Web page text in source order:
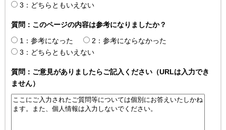
3：どちらともいえない
質問：このページの内容は参考になりましたか？
1：参考になった
2：参考にならなかった
3：どちらともいえない
質問：ご意見がありましたらご記入ください（URLは入力でき
ません）